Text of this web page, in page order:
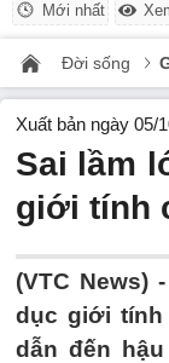
Mới nhất
Đời sống
Xuất bản ngày 05/
Sai lầm
giới tính
(VTC News) -
dục giới tính
dẫn đến